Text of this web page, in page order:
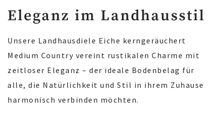
Eleganz im Landhausstil
Unsere Landhausdiele Eiche kerngeräuchert
Medium Country vereint rustikalen Charme mit
zeitloser Eleganz – der ideale Bodenbelag für
alle, die Natürlichkeit und Stil in ihrem Zuhause
harmonisch verbinden möchten.